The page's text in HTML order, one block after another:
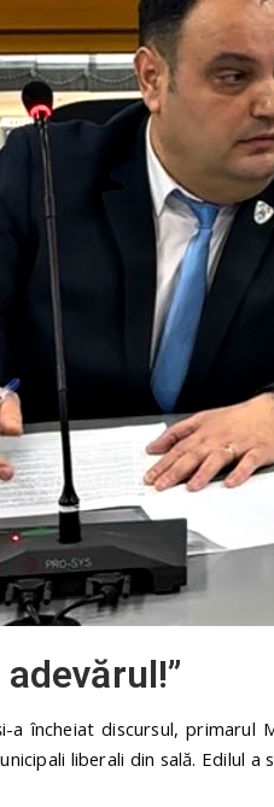
a încheiat discursul,
liberali din sală. Edilul a